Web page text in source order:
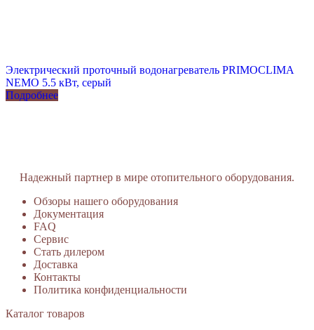
Электрический проточный водонагреватель PRIMOCLIMA
NEMO 5.5 кВт, серый
Подробнее
Надежный партнер в мире отопительного оборудования.
Обзоры нашего оборудования
Документация
FAQ
Сервис
Стать дилером
Доставка
Контакты
Политика конфиденциальности
Каталог товаров